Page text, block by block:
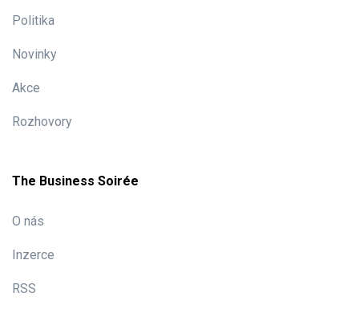
Politika
Novinky
Akce
Rozhovory
The Business Soirée
O nás
Inzerce
RSS